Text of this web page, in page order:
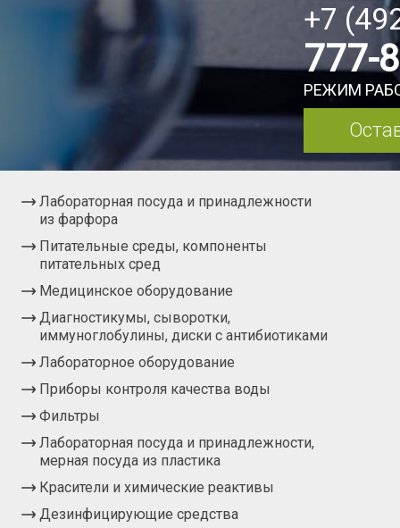
+7
777-
РЕЖИМ
Лабораторная посуда и принадлежности
из фарфора
Питательные среды, компоненты
питательных сред
Медицинское оборудование
Диагностикумы, сыворотки,
иммуноглобулины, диски с антибиотиками
Лабораторное оборудование
Приборы контроля качества воды
Фильтры
Лабораторная посуда и принадлежности,
мерная посуда из пластика
Красители и химические реактивы
Дезинфицирующие средства